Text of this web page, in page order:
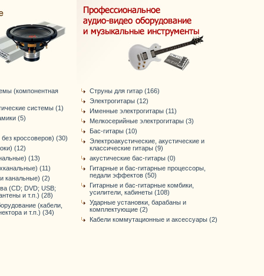
(компонентная
системы (1)
(5)
кроссоверов) (30)
(12)
(13)
(11)
канальные) (2)
(CD; DVD; USB;
и т.п.) (28)
(кабели,
и т.п.) (34)
Струны для гитар (166)
Электрогитары (12)
Именные электрогитары (11)
Мелкосерийные электрогитары (3)
Бас-гитары (10)
Электроакустические, акустические и
классические гитары (9)
акустические бас-гитары (0)
Гитарные и бас-гитарные процессоры,
педали эффектов (50)
Гитарные и бас-гитарные комбики,
усилители, кабинеты (108)
Ударные установки, барабаны и
комплектующие (2)
Кабели коммутационные и аксессуары (2)